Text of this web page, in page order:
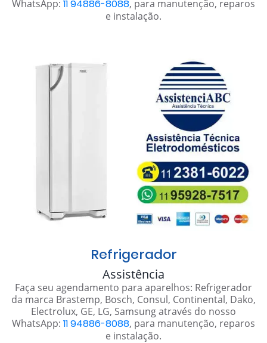
WhatsApp: 11 94886-8088, para manutenção, reparos
e instalação.
Refrigerador
Assistência
Faça seu agendamento para aparelhos: Refrigerador
da marca Brastemp, Bosch, Consul, Continental, Dako,
Electrolux, GE, LG, Samsung através do nosso
WhatsApp: 11 94886-8088, para manutenção, reparos
e instalação.